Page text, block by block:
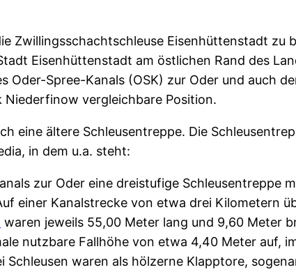
Zwillingsschachtschleuse Eisenhüttenstadt zu
Eisenhüttenstadt am östlichen Rand des
Spree-Kanals (OSK) zur Oder und auch
vergleichbare Position.
eine ältere Schleusentreppe. Die
in dem u.a. steht:
zur Oder eine dreistufige Schleusentreppe
einer Kanalstrecke von etwa drei Kilometern
waren jeweils 55,00 Meter lang und 9,60 Meter
nutzbare Fallhöhe von etwa 4,40 Meter auf,
waren als hölzerne Klapptore,